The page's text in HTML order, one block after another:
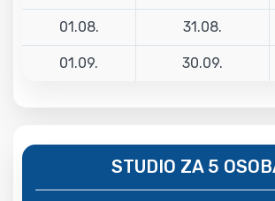
01.08. 31.08.
01.09. 30.09.
STUDIO ZA 5